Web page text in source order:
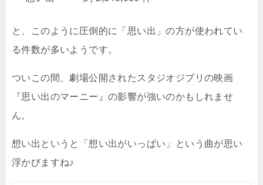
と、このように圧倒的に「思い出」の方が使われてい
る件数が多いようです。
ついこの間、劇場公開されたスタジオジブリの映画
『思い出のマーニー』の影響が強いのかもしれませ
ん。
想い出というと「想い出がいっぱい」という曲が思い
浮かびますね♪